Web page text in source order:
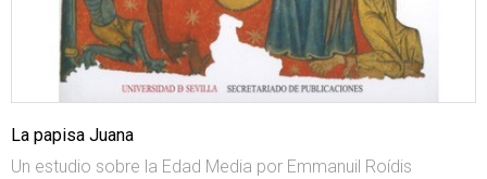
La papisa Juana
Un estudio sobre la Edad Media por Emmanuil Roídis